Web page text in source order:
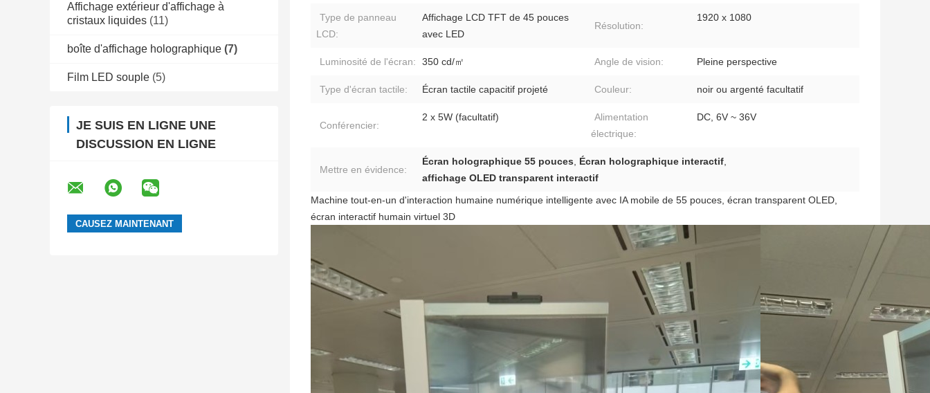
Affichage extérieur d'affichage à
cristaux liquides (11)
boîte d'affichage holographique (7)
Film LED souple (5)
JE SUIS EN LIGNE UNE
DISCUSSION EN LIGNE
Type de panneau
LCD:
Affichage LCD TFT de 45 pouces
avec LED
Résolution:
1920 x 1080
Luminosité de l'écran: 350 cd/㎡ Angle de vision: Pleine perspective
Type d'écran tactile: Écran tactile capacitif projeté Couleur: noir ou argenté facultatif
Conférencier:
2 x 5W (facultatif)
Alimentation
électrique:
DC, 6V ~ 36V
Mettre en évidence:
Écran holographique 55 pouces, Écran holographique interactif,
affichage OLED transparent interactif
Machine tout-en-un d'interaction humaine numérique intelligente avec IA mobile de 55 pouces, écran transparent OLED,
écran interactif humain virtuel 3D